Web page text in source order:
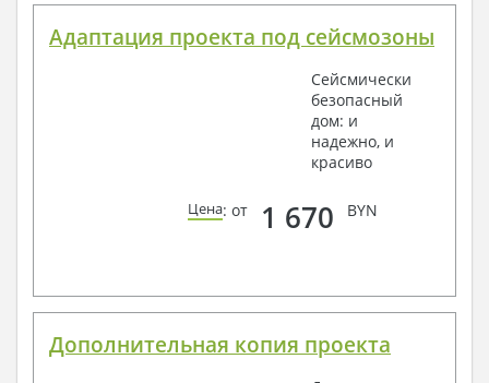
Адаптация проекта под сейсмозоны
Сейсмически
безопасный
дом: и
надежно, и
красиво
Цена: от 1 670 BYN
Дополнительная копия проекта